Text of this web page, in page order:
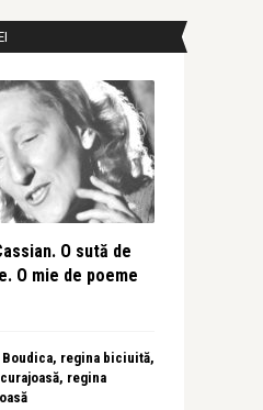
O sută de
O mie de poeme
Boudica, regina biciuită,
regina